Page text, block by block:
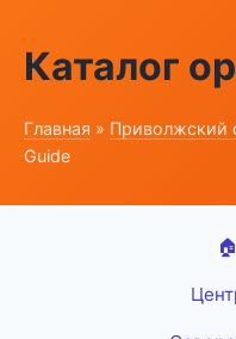
Каталог
Главная » Приволжский
Guide